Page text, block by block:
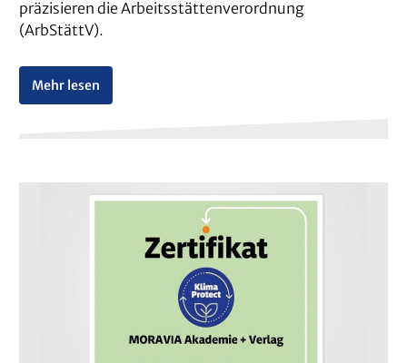
präzisieren die Arbeitsstättenverordnung
(ArbStättV).
Mehr lesen